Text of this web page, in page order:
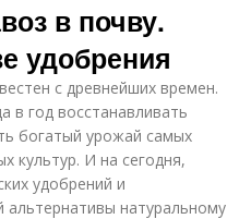
в почву.
удобрения
с древнейших времен.
в год восстанавливать
богатый урожай самых
культур. И на сегодня,
удобрений и
натуральному